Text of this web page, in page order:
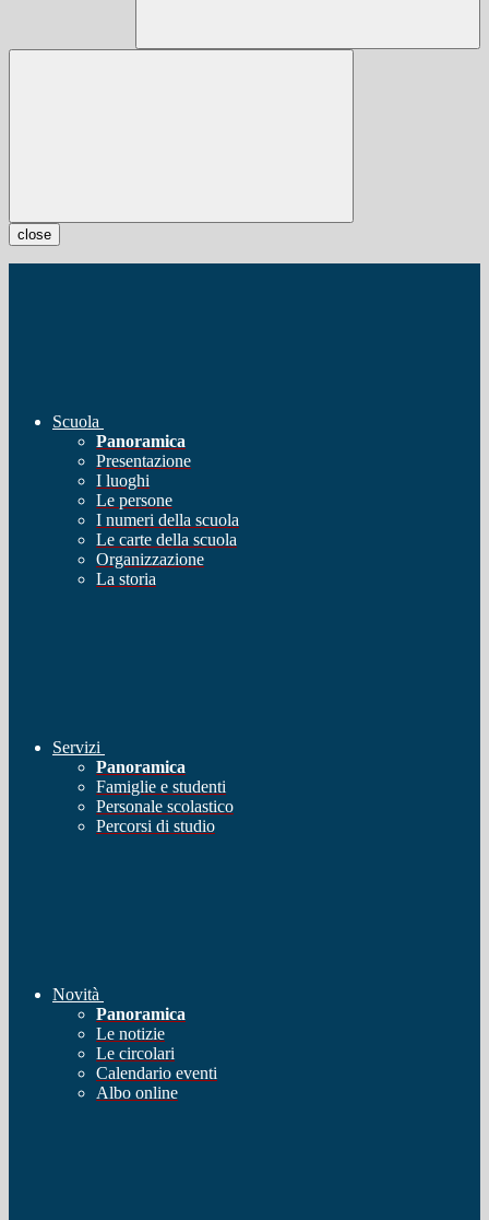
close
Scuola
Panoramica
Presentazione
I luoghi
Le persone
I numeri della scuola
Le carte della scuola
Organizzazione
La storia
Servizi
Panoramica
Famiglie e studenti
Personale scolastico
Percorsi di studio
Novità
Panoramica
Le notizie
Le circolari
Calendario eventi
Albo online